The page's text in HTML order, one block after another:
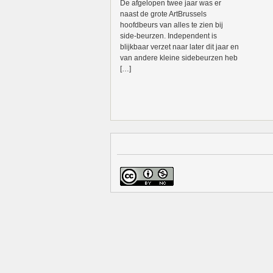
De afgelopen twee jaar was er
naast de grote ArtBrussels
hoofdbeurs van alles te zien bij
side-beurzen. Independent is
blijkbaar verzet naar later dit jaar en
van andere kleine sidebeurzen heb
[…]